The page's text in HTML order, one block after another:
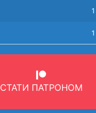
1
1
СТАТИ ПАТРОНОМ